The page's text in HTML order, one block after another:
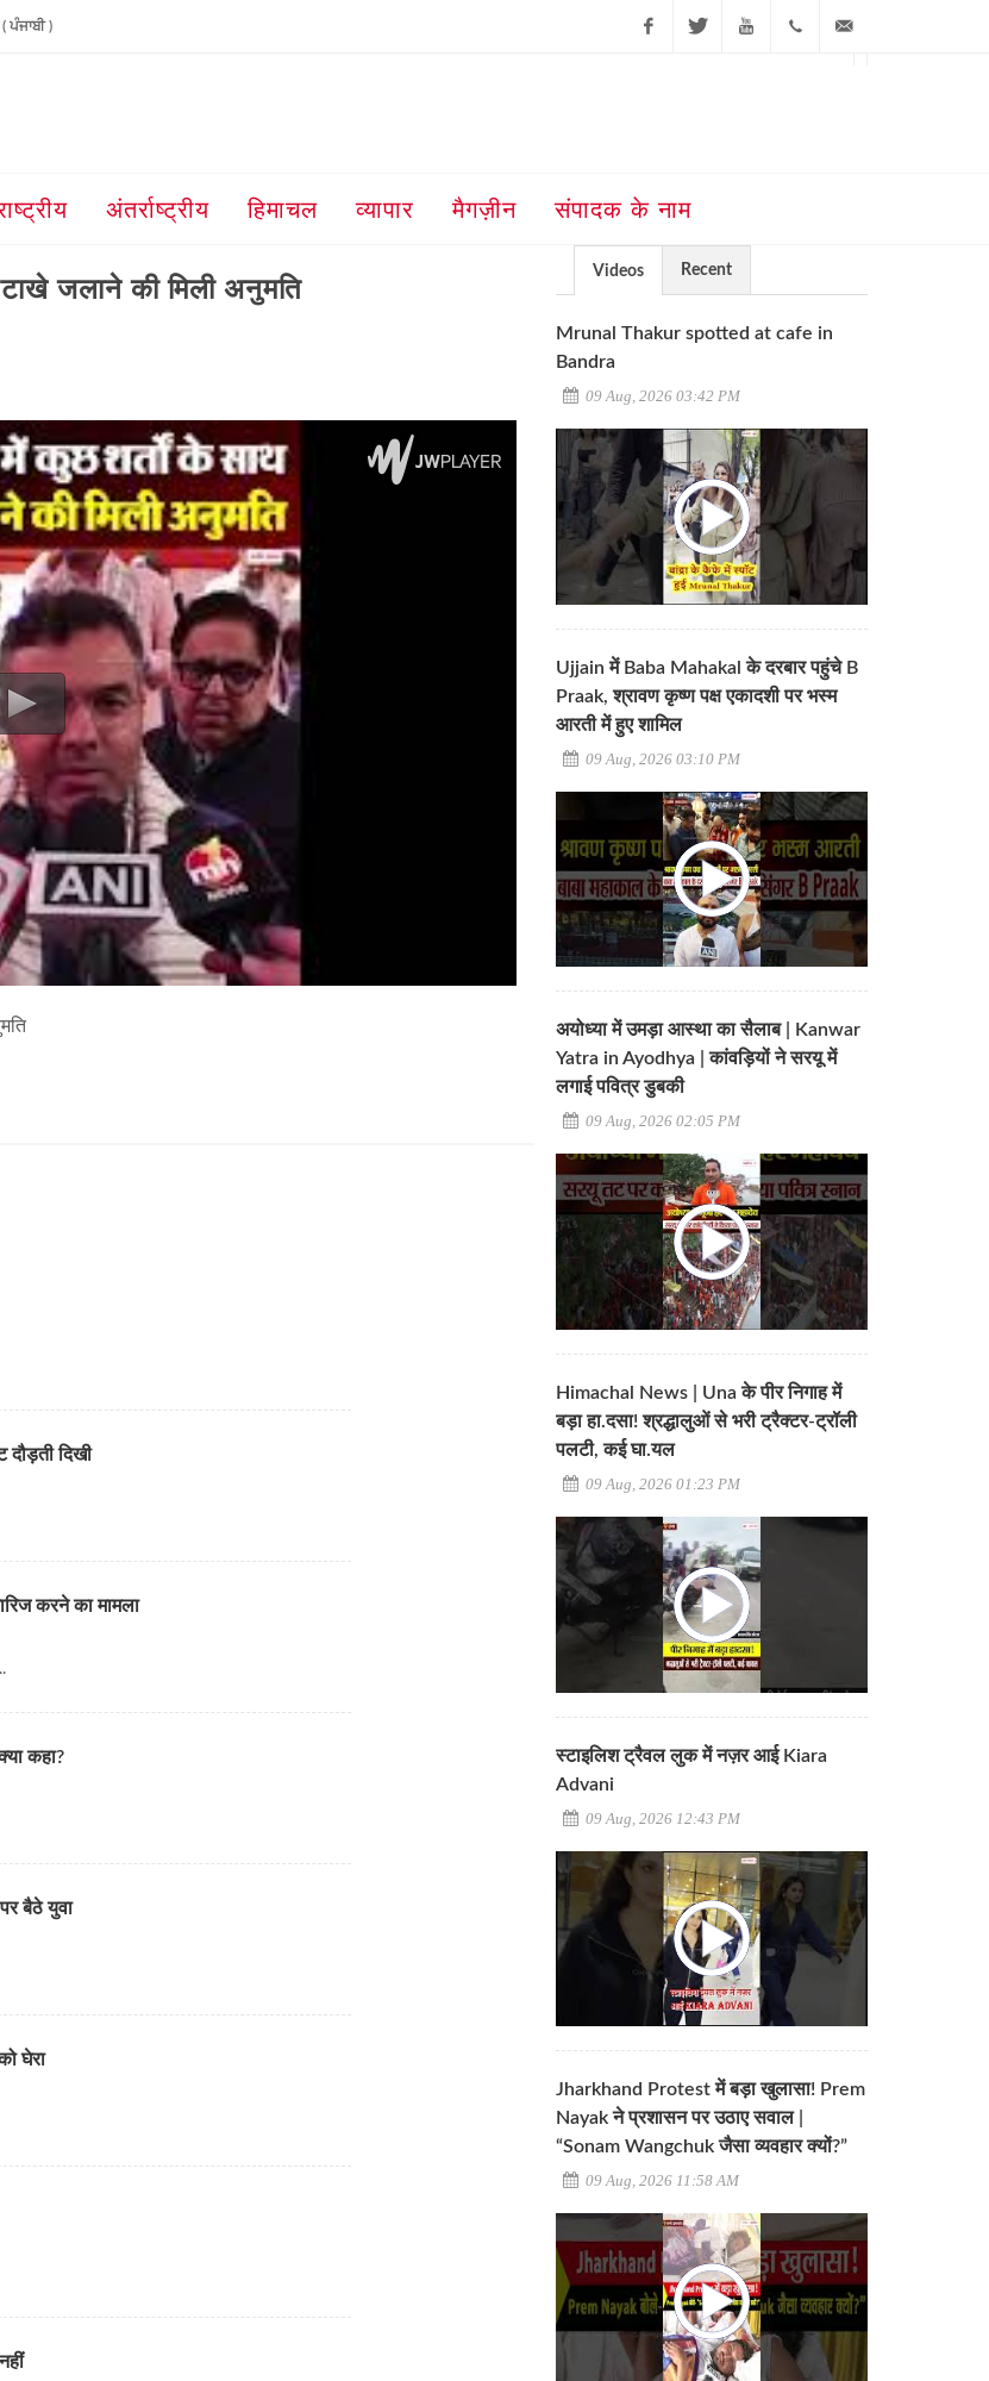
ਪੰਜਾਬੀ )
अंतर्राष्ट्रीय हिमाचल व्यापार मैगज़ीन संपादक के नाम
जलाने की मिली अनुमति
दौड़ती दिखी
करने का मामला
कहा?
बैठे युवा
घेरा
Videos Recent
Mrunal Thakur spotted at cafe in
Bandra
09 Aug, 2026 03:42 PM
Ujjain में Baba Mahakal के दरबार पहुंचे B
Praak, श्रावण कृष्ण पक्ष एकादशी पर भस्म
आरती में हुए शामिल
09 Aug, 2026 03:10 PM
अयोध्या में उमड़ा आस्था का सैलाब | Kanwar
Yatra in Ayodhya | कांवड़ियों ने सरयू में
लगाई पवित्र डुबकी
09 Aug, 2026 02:05 PM
Himachal News | Una के पीर निगाह में
बड़ा हा.दसा! श्रद्धालुओं से भरी ट्रैक्टर-ट्रॉली
पलटी, कई घा.यल
09 Aug, 2026 01:23 PM
स्टाइलिश ट्रैवल लुक में नज़र आई Kiara
Advani
09 Aug, 2026 12:43 PM
Jharkhand Protest में बड़ा खुलासा! Prem
Nayak ने प्रशासन पर उठाए सवाल |
“Sonam Wangchuk जैसा व्यवहार क्यों?”
09 Aug, 2026 11:58 AM